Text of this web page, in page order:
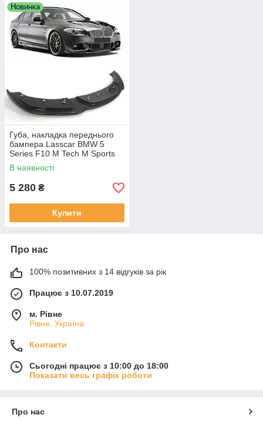
Новинка
Губа, накладка переднього
бампера Lasscar BMW 5
Series F10 M Tech M Sports
бампер
В наявності
5 280 ₴
Купити
Про нас
100% позитивних з 14 відгуків за рік
Працює з 10.07.2019
м. Рівне
Рівне, Україна
Контакти
Сьогодні працює з 10:00 до 18:00
Показати весь графік роботи
Про нас